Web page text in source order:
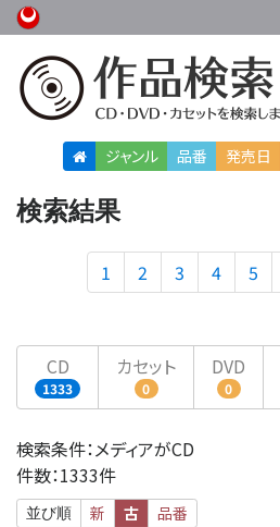
ジャンル 品番 発売日
検索結果
1 2 3 4 5
CD
1333
カセット
0
DVD
0
検索条件：メディアがCD
件数：1333件
並び順 新 古 品番